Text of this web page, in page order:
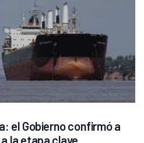
el Gobierno confirmó a